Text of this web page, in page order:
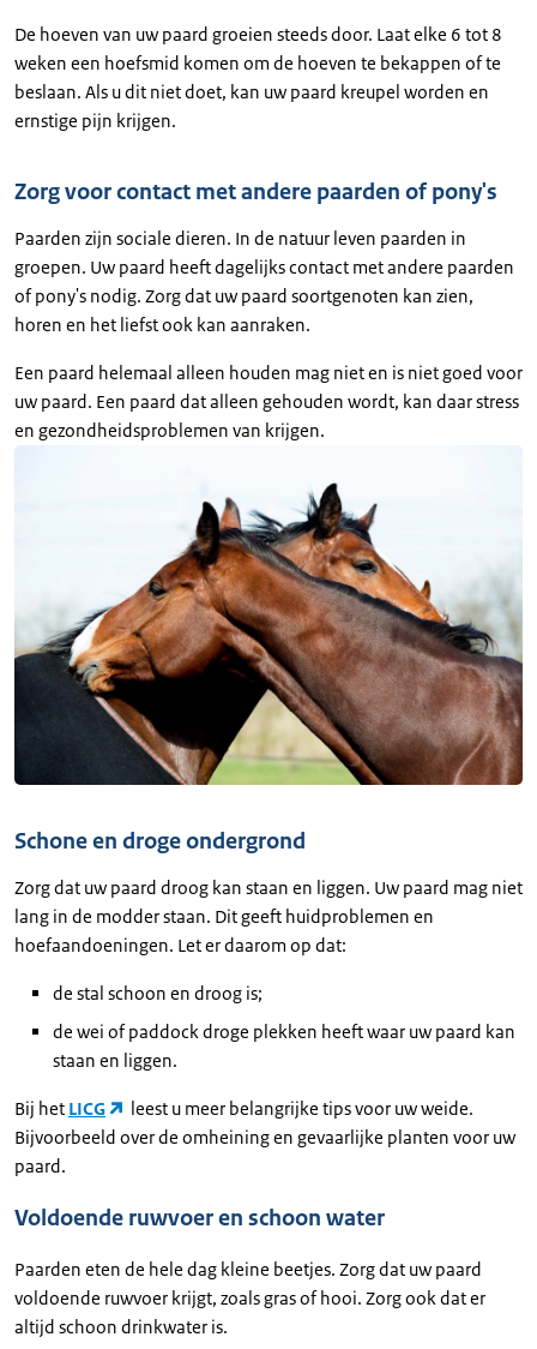
De hoeven van uw paard groeien steeds door. Laat elke 6 tot 8
weken een hoefsmid komen om de hoeven te bekappen of te
beslaan. Als u dit niet doet, kan uw paard kreupel worden en
ernstige pijn krijgen.
Zorg voor contact met andere paarden of pony's
Paarden zijn sociale dieren. In de natuur leven paarden in
groepen. Uw paard heeft dagelijks contact met andere paarden
of pony's nodig. Zorg dat uw paard soortgenoten kan zien,
horen en het liefst ook kan aanraken.
Een paard helemaal alleen houden mag niet en is niet goed voor
uw paard. Een paard dat alleen gehouden wordt, kan daar stress
en gezondheidsproblemen van krijgen.
Schone en droge ondergrond
Zorg dat uw paard droog kan staan en liggen. Uw paard mag niet
lang in de modder staan. Dit geeft huidproblemen en
hoefaandoeningen. Let er daarom op dat:
de stal schoon en droog is;
de wei of paddock droge plekken heeft waar uw paard kan
staan en liggen.
Bij het LICG
leest u meer belangrijke tips voor uw weide.
Bijvoorbeeld over de omheining en gevaarlijke planten voor uw
paard.
Voldoende ruwvoer en schoon water
Paarden eten de hele dag kleine beetjes. Zorg dat uw paard
voldoende ruwvoer krijgt, zoals gras of hooi. Zorg ook dat er
altijd schoon drinkwater is.